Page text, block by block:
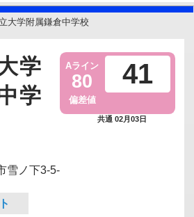
大学附属鎌倉中学校
学
学
Aライン
80
偏差値
41
共通 02月03日
雪ノ下3‐5‐